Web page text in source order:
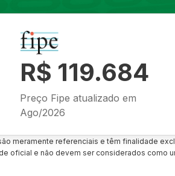
R$ 119.684
Preço Fipe atualizado em
Ago/2026
meramente referenciais e têm finalidade
oficial e não devem ser considerados como